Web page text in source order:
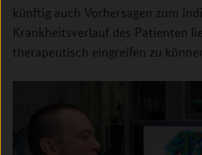
künftig auch Vorhersagen zum
Krankheitsverlauf des Patienten
therapeutisch eingreifen zu